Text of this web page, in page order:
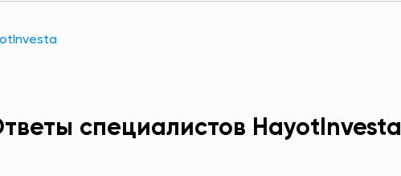
специалистов HayotInvestа